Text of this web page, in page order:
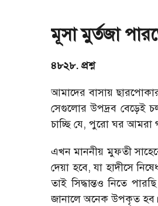
মূসা মুর্তজা
৪৮২৮. প্রশ্ন
আমাদের বাসায়
সেগুলোর উপদ্রব বেড়েই
চাচ্ছি যে, পুরো ঘর আমরা
এখন মাননীয় মুফতী
দেয়া হবে, যা হাদীসে
তাই সিদ্ধান্তও নিতে
জানালে অনেক উপকৃত হব।